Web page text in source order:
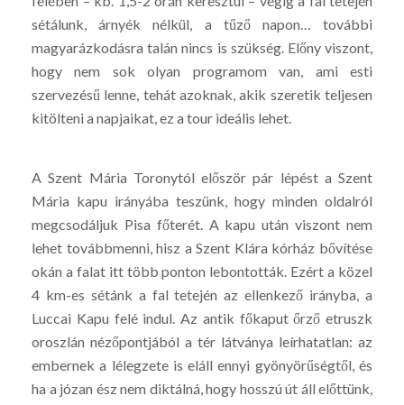
sétálunk, árnyék nélkül, a tűző napon… további
magyarázkodásra talán nincs is szükség. Előny viszont,
hogy nem sok olyan programom van, ami esti
szervezésű lenne, tehát azoknak, akik szeretik teljesen
kitölteni a napjaikat, ez a tour ideális lehet.
A Szent Mária Toronytól először pár lépést a Szent
Mária kapu irányába teszünk, hogy minden oldalról
megcsodáljuk Pisa főterét. A kapu után viszont nem
lehet továbbmenni, hisz a Szent Klára kórház bővítése
okán a falat itt több ponton lebontották. Ezért a közel
4 km-es sétánk a fal tetején az ellenkező irányba, a
Luccai Kapu felé indul. Az antik főkaput őrző etruszk
oroszlán nézőpontjából a tér látványa leírhatatlan: az
embernek a lélegzete is eláll ennyi gyönyörűségtől, és
ha a józan ész nem diktálná, hogy hosszú út áll előttünk,